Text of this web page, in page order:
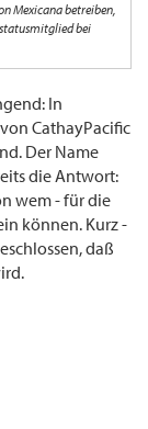
Mexicana betreiben,
bei
In
CathayPacific
Der Name
die Antwort:
wem - für die
können. Kurz -
daß